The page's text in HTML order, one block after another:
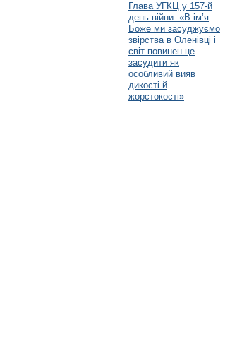
Глава УГКЦ у 157-й
день війни: «В ім’я
Боже ми засуджуємо
звірства в Оленівці і
світ повинен це
засудити як
особливий вияв
дикості й
жорстокості»